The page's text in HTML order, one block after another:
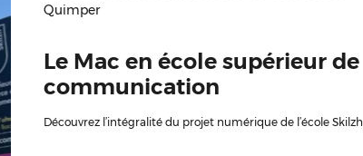
Quimper
Le Mac en école supérieur de
communication
Découvrez l’intégralité du projet numérique de l’école Skilzh